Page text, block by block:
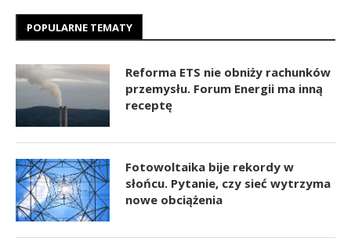
POPULARNE TEMATY
Reforma ETS nie obniży rachunków
przemysłu. Forum Energii ma inną
receptę
Fotowoltaika bije rekordy w
słońcu. Pytanie, czy sieć wytrzyma
nowe obciążenia